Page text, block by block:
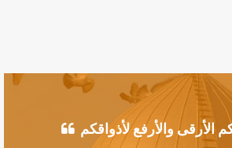
الأرقى والأرفع لأذواقكم